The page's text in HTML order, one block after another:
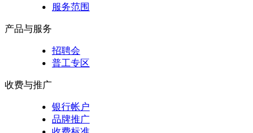
服务范围
产品与服务
招聘会
普工专区
收费与推广
银行帐户
品牌推广